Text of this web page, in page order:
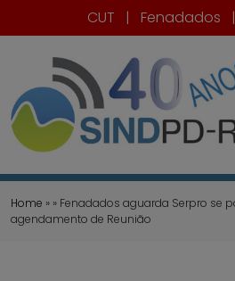
CUT | Fenadados |
Home » » Fenadados aguarda Serpro se
agendamento de Reunião